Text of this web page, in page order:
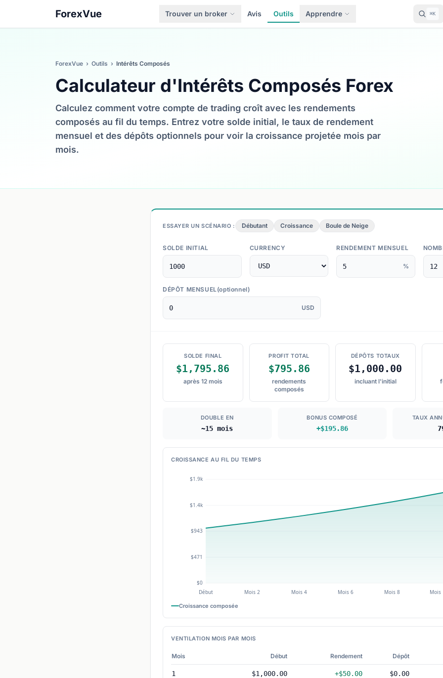
ForexVue Trouver un broker Avis Outils Apprendre ⌘K
ForexVue › Outils › Intérêts Composés
Calculateur d'Intérêts Composés Forex
Calculez comment votre compte de trading croît avec les rendements
composés au fil du temps. Entrez votre solde initial, le taux de rendement
mensuel et des dépôts optionnels pour voir la croissance projetée mois par
mois.
ESSAYER UN SCÉNARIO : Débutant Croissance Boule de Neige
SOLDE INITIAL CURRENCY RENDEMENT MENSUEL
%
DÉPÔT MENSUEL(optionnel)
USD
SOLDE FINAL
$1,795.86
après 12 mois
PROFIT TOTAL
$795.86
rendements
composés
DÉPÔTS TOTAUX
$1,000.00
incluant l'initial
DOUBLE EN
~15 mois
BONUS COMPOSÉ
+$195.86
TAUX
CROISSANCE AU FIL DU TEMPS
Croissance composée
VENTILATION MOIS PAR MOIS
Mois Début Rendement Dépôt
1 $1,000.00 +$50.00 $0.00